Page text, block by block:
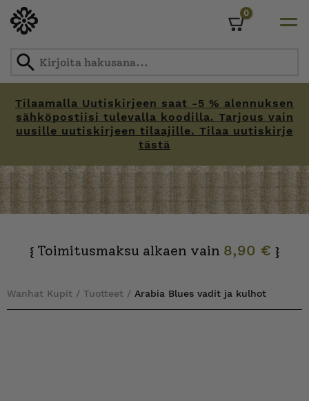
Tilaamalla Uutiskirjeen saat -5 % alennuksen
sähköpostiisi tulevalla koodilla. Tarjous vain
uusille uutiskirjeen tilaajille. Tilaa uutiskirje
tästä
0
{ Toimitusmaksu alkaen vain 8,90 € }
Wanhat Kupit / Tuotteet / Arabia Blues vadit ja kulhot